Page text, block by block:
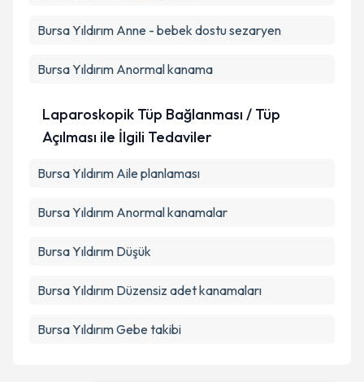
Bursa Yıldırım Anne - bebek dostu sezaryen
Bursa Yıldırım Anormal kanama
Laparoskopik Tüp Bağlanması / Tüp
Açılması ile İlgili Tedaviler
Bursa Yıldırım Aile planlaması
Bursa Yıldırım Anormal kanamalar
Bursa Yıldırım Düşük
Bursa Yıldırım Düzensiz adet kanamaları
Bursa Yıldırım Gebe takibi